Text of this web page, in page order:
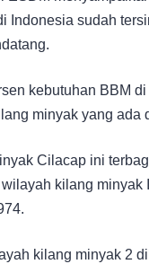
Indonesia sudah
kebutuhan BBM
minyak yang ada
Cilacap ini
kilang minyak
kilang minyak 2